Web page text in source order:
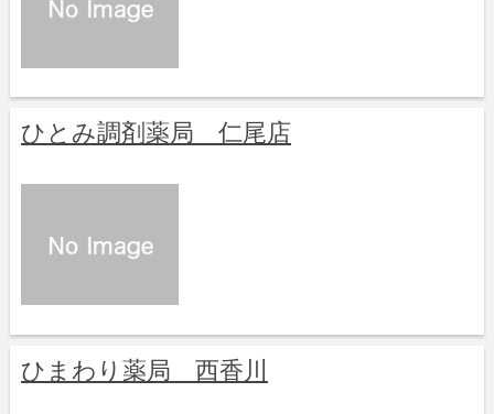
ひとみ調剤薬局 仁尾店
ひまわり薬局 西香川